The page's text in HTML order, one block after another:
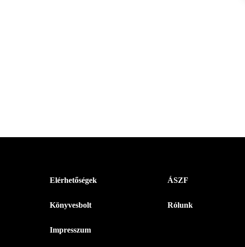
Menü
Magyar
-
Elérhetőségek
Könyvesbolt
Impresszum
ÁSZF
Rólunk